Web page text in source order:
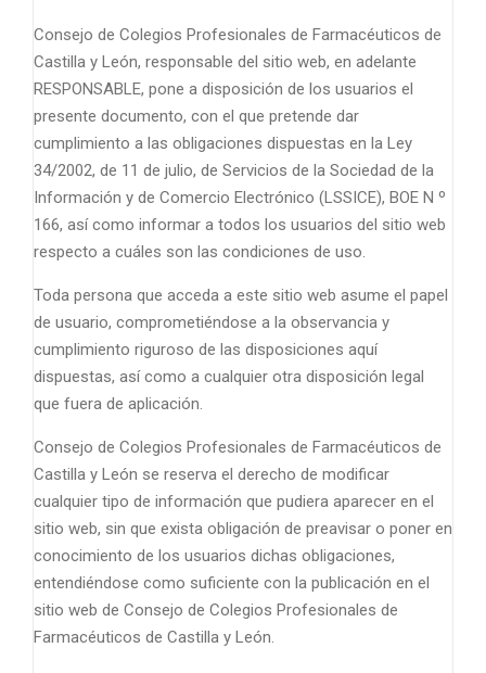
Consejo de Colegios Profesionales de Farmacéuticos de
Castilla y León, responsable del sitio web, en adelante
RESPONSABLE, pone a disposición de los usuarios el
presente documento, con el que pretende dar
cumplimiento a las obligaciones dispuestas en la Ley
34/2002, de 11 de julio, de Servicios de la Sociedad de la
Información y de Comercio Electrónico (LSSICE), BOE N º
166, así como informar a todos los usuarios del sitio web
respecto a cuáles son las condiciones de uso.
Toda persona que acceda a este sitio web asume el papel
de usuario, comprometiéndose a la observancia y
cumplimiento riguroso de las disposiciones aquí
dispuestas, así como a cualquier otra disposición legal
que fuera de aplicación.
Consejo de Colegios Profesionales de Farmacéuticos de
Castilla y León se reserva el derecho de modificar
cualquier tipo de información que pudiera aparecer en el
sitio web, sin que exista obligación de preavisar o poner en
conocimiento de los usuarios dichas obligaciones,
entendiéndose como suficiente con la publicación en el
sitio web de Consejo de Colegios Profesionales de
Farmacéuticos de Castilla y León.